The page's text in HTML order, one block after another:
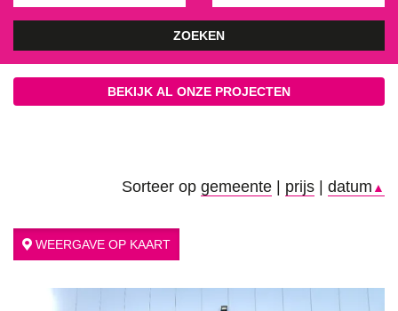
ZOEKEN
BEKIJK AL ONZE PROJECTEN
Sorteer op gemeente prijs datum ▲
WEERGAVE OP KAART